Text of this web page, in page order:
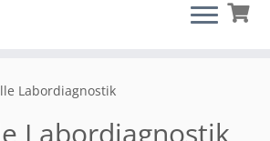
Labordiagnostik